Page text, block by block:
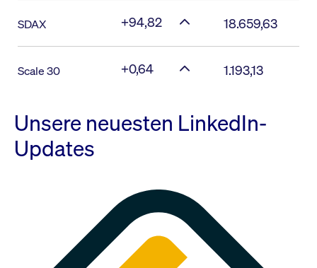
SDAX +94,82 18.659,63
Scale 30 +0,64 1.193,13
Unsere neuesten LinkedIn-
Updates